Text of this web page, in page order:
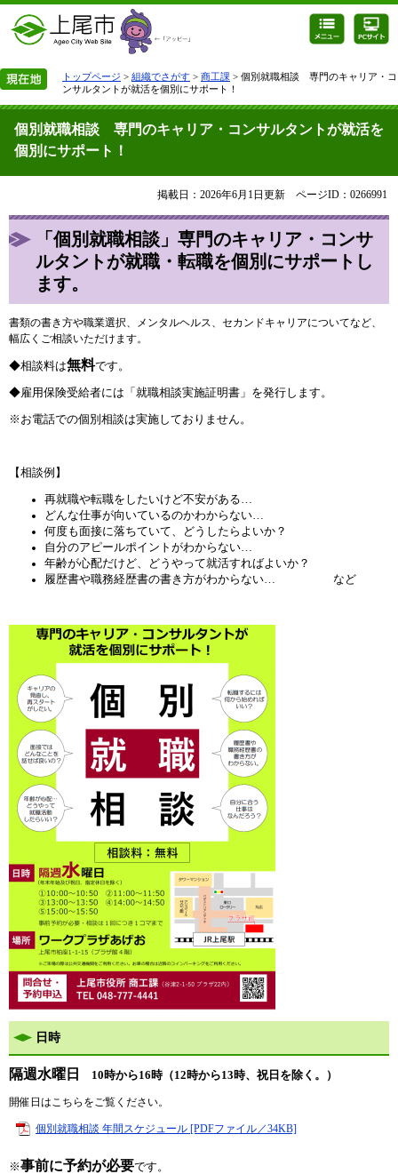
トップページ > 組織でさがす > 商工課 > 個別就職相談 専門のキャリア・コ
ンサルタントが就活を個別にサポート！
個別就職相談 専門のキャリア・コンサルタントが就活を
個別にサポート！
掲載日：2026年6月1日更新 ページID：0266991
「個別就職相談」専門のキャリア・コンサ
ルタントが就職・転職を個別にサポートし
ます。
書類の書き方や職業選択、メンタルヘルス、セカンドキャリアについてなど、
幅広くご相談いただけます。
◆相談料は無料です。
◆雇用保険受給者には「就職相談実施証明書」を発行します。
※お電話での個別相談は実施しておりません。
【相談例】
再就職や転職をしたいけど不安がある…
どんな仕事が向いているのかわからない…
何度も面接に落ちていて、どうしたらよいか？
自分のアピールポイントがわからない…
年齢が心配だけど、どうやって就活すればよいか？
履歴書や職務経歴書の書き方がわからない… など
日時
隔週水曜日 10時から16時（12時から13時、祝日を除く。）
開催日はこちらをご覧ください。
個別就職相談 年間スケジュール [PDFファイル／34KB]
※事前に予約が必要です。